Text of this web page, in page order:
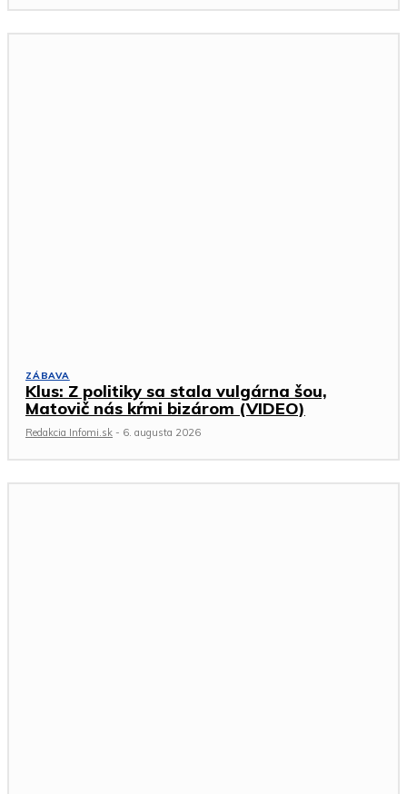
ZÁBAVA
Klus: Z politiky sa stala vulgárna šou,
Matovič nás kŕmi bizárom (VIDEO)
Redakcia Infomi.sk - 6. augusta 2026